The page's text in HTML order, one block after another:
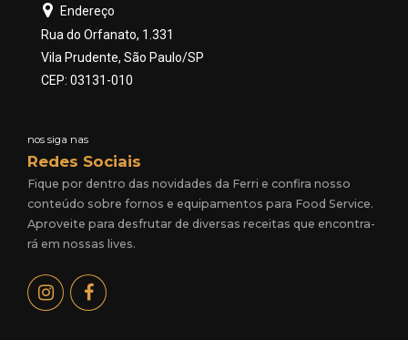
Endereço
Rua do Orfanato, 1.331
Vila Prudente, São Paulo/SP
CEP: 03131-010
nos siga nas
Redes Sociais
Fique por dentro das novidades da Ferri e confira nosso
conteúdo sobre fornos e equipamentos para Food Service.
Aproveite para desfrutar de diversas receitas que encontra-
rá em nossas lives.